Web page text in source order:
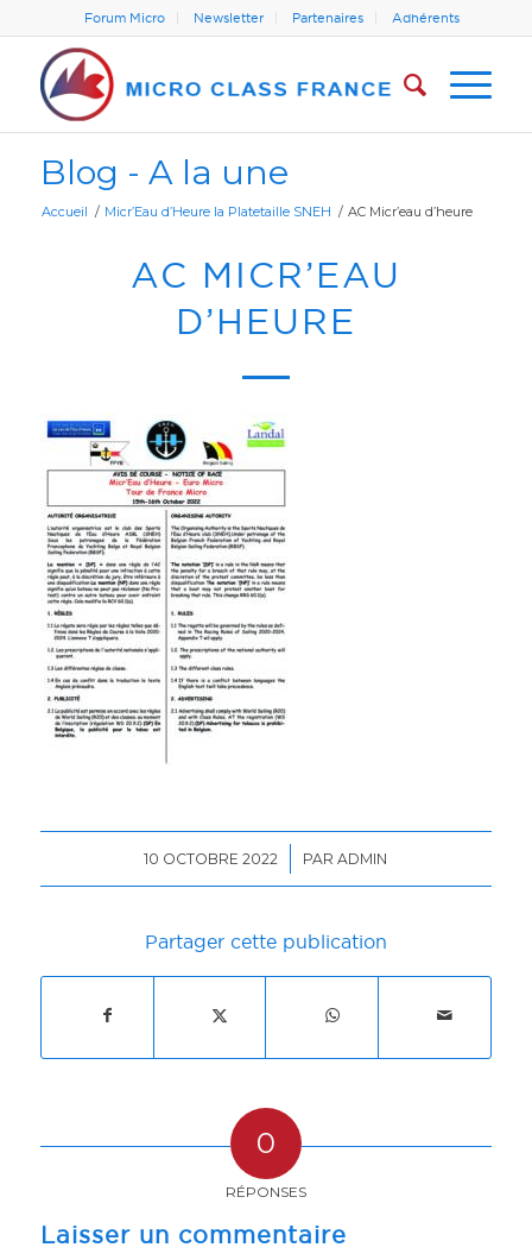
Forum Micro Newsletter Partenaires Adhérents
Blog - A la une
Accueil / Micr’Eau d’Heure la Platetaille SNEH / AC Micr’eau d’heure
AC MICR’EAU
D’HEURE
10 OCTOBRE 2022
/ PARADMIN
Partager cette publication
0
RÉPONSES
Laisser un commentaire